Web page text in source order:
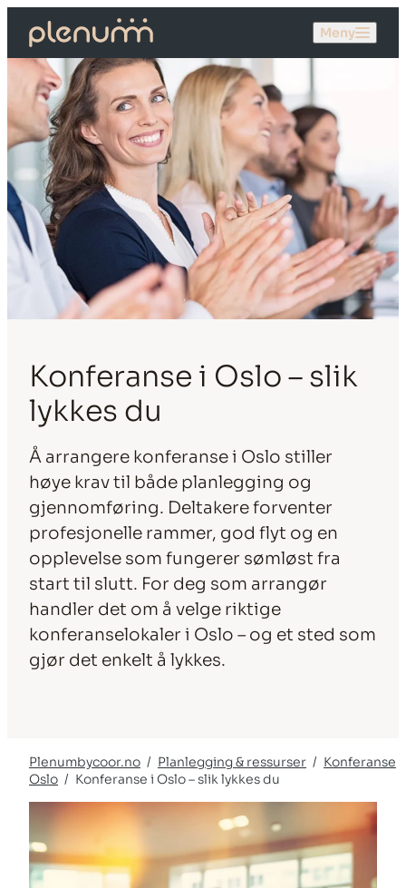
Meny
Konferanse i Oslo – slik
lykkes du
Å arrangere konferanse i Oslo stiller
høye krav til både planlegging og
gjennomføring. Deltakere forventer
profesjonelle rammer, god flyt og en
opplevelse som fungerer sømløst fra
start til slutt. For deg som arrangør
handler det om å velge riktige
konferanselokaler i Oslo – og et sted som
gjør det enkelt å lykkes.
Plenumbycoor.no Planlegging & ressurser
Konferanse
Oslo
Konferanse i Oslo – slik lykkes du